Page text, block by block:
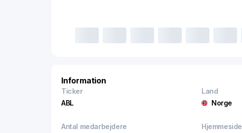
Information
Ticker
ABL
Land
Norge
Antal medarbejdere
Hjemmeside